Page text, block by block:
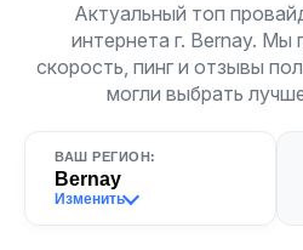
Актуальный топ
интернета г. Bernay. Мы
скорость, пинг и отзывы
могли выбрать
ВАШ РЕГИОН:
Bernay
Изменить